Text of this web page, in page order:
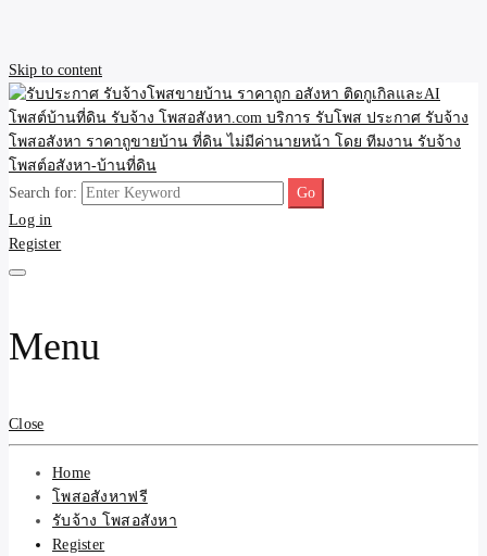
Skip to content
รับประกาศ รับจ้างโพสขาย
บ้าน ราคาถูก อสังหา ติดกู
รับจ้าง โพสอสังหา.com
บริการ รับโพส ประกาศ
รับจ้างโพสอสังหา ราคาถู
ขายบ้าน ที่ดิน ไม่มีค่านาย
รับจ้างโพสขายบ้าน ราคาถูก ประกาศ ขายอสังหา โฆษณา ไม่มีค่านาย
หน้า โพสอสังหา รับจ้างโพสขายบ้านบริการ รับจ้างโพสอสังหา ราคาถูก
ขายบ้าน ขายที่ดิน เว็บประกาศ โพส โฆษณา ลงประกาศฟรี
Search for:
Log in
Register
Menu
Close
Home
โพสอสังหาฟรี
รับจ้าง โพสอสังหา
Register